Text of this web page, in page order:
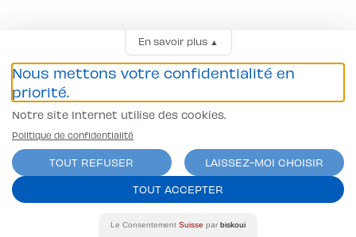
En savoir plus▲
Nous mettons votre confidentialité en
priorité.
Notre site Internet utilise des cookies.
Politique de confidentialité
TOUT REFUSER
LAISSEZ-MOI CHOISIR
TOUT ACCEPTER
Le Consentement Suisse par biskoui